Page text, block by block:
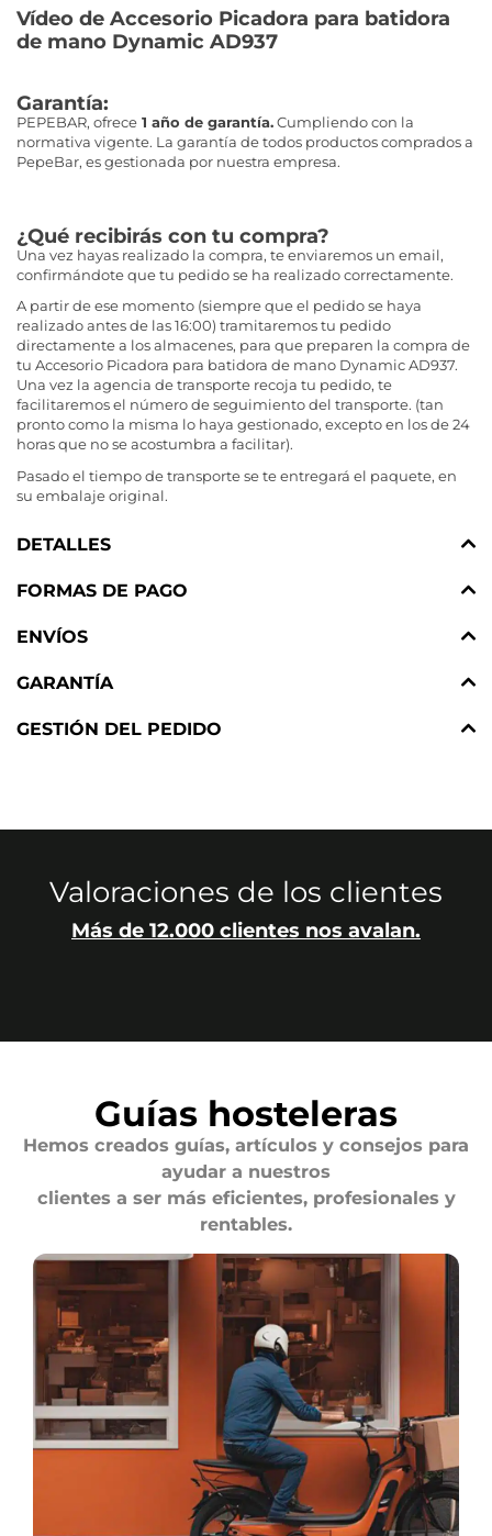
Vídeo de Accesorio Picadora para batidora
de mano Dynamic AD937
Garantía:
PEPEBAR, ofrece 1 año de garantía.Cumpliendo con la
normativa vigente. La garantía de todos productos comprados a
PepeBar, es gestionada por nuestra empresa.
¿Qué recibirás con tu compra?
Una vez hayas realizado la compra, te enviaremos un email,
confirmándote que tu pedido se ha realizado correctamente.
A partir de ese momento (siempre que el pedido se haya
realizado antes de las 16:00) tramitaremos tu pedido
directamente a los almacenes, para que preparen la compra de
tu Accesorio Picadora para batidora de mano Dynamic AD937.
Una vez la agencia de transporte recoja tu pedido, te
facilitaremos el número de seguimiento del transporte. (tan
pronto como la misma lo haya gestionado, excepto en los de 24
horas que no se acostumbra a facilitar).
Pasado el tiempo de transporte se te entregará el paquete, en
su embalaje original.
DETALLES
FORMAS DE PAGO
ENVÍOS
GARANTÍA
GESTIÓN DEL PEDIDO
Valoraciones de los clientes
Más de 12.000 clientes nos avalan.
Guías hosteleras
Hemos creados guías, artículos y consejos para
ayudar a nuestros
clientes a ser más eficientes, profesionales y
rentables.